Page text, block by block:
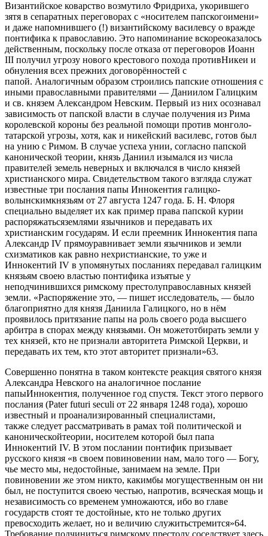
Византийское коварство возмутило Фридриха, укорившего
зятя в сепаратных переговорах с «носителем папскогоимени»
и даже напомнившего (!) византийскому василевсу о вражде
понтифика к православию. Это напоминание вскореоказалось
действенным, поскольку после отказа от переговоров Иоанн
III получил угрозу нового крестового похода противНикеи и
обнуления всех прежних договорённостей с
папой. Аналогичным образом строились папские отношения с
иными православными правителями — Даниилом Галицким
и св. князем Александром Невским. Первый из них осознавал
зависимость от папской власти в случае получения из Рима
королевской короны без реальной помощи против монголо-
татарской угрозы, хотя, как и никейский василевс, готов был
на унию с Римом. В случае успеха унии, согласно папской
канонической теории, князь Даниил изымался из числа
правителей земель неверных и включался в число князей
христианского мира. Свидетельством такого взгляда служат
известные три послания папы Иннокентия галицко-
волынскимкнязьям от 27 августа 1247 года. Б. Н. Флоря
специально выделяет их как пример права папской курии
распоряжатьсяземлями язычников и передавать их
христианским государям. И если преемник Иннокентия папа
Александр IV прямоуравнивает земли язычников и земли
схизматиков как равно нехристианские, то уже и
Иннокентий IV в упомянутых посланиях передавал галицким
князьям своею властью понтифика изъятые у
неподчинившихся римскому престолуправославных князей
земли. «Распоряжение это, — пишет исследователь, — было
благоприятно для князя Даниила Галицкого, но в нём
проявилось притязание папы на роль своего рода высшего
арбитра в спорах между князьями. Он можетотбирать земли у
тех князей, кто не признали авторитета Римской Церкви, и
передавать их тем, кто этот авторитет признали»63.
Совершенно понятна в таком контексте реакция святого князя
Александра Невского на аналогичное послание
папыИннокентия, полученное год спустя. Текст этого первого
послания (Pater futuri seculi от 22 января 1248 года), хорошо
известный и проанализированный специалистами,
также следует рассматривать в рамах той политической и
каноническойтеории, носителем которой был папа
Иннокентий IV. В этом послании понтифик призывает
русского князя «в своем повиновении нам, мало того — Богу,
чье место мы, недостойные, занимаем на земле. При
повиновении же этом никто, какимбы могущественным он ни
был, не поступится своею честью, напротив, всяческая мощь и
независимость со временем умножаются, ибо во главе
государств стоят те достойные, кто не только других
превосходить желает, но и величию служитьстремится»64.